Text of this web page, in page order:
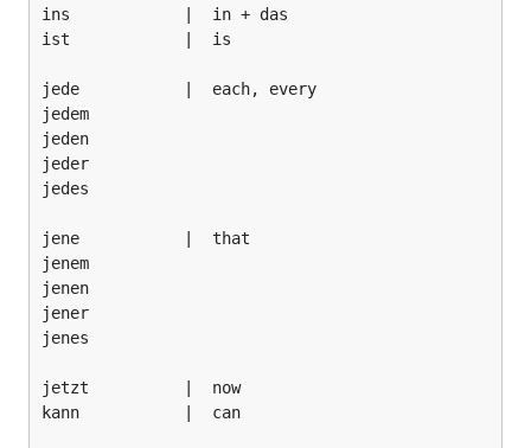
ins            |  in + das
ist            |  is
jede           |  each, every
jedem
jeden
jeder
jedes
jene           |  that
jenem
jenen
jener
jenes
jetzt          |  now
kann           |  can